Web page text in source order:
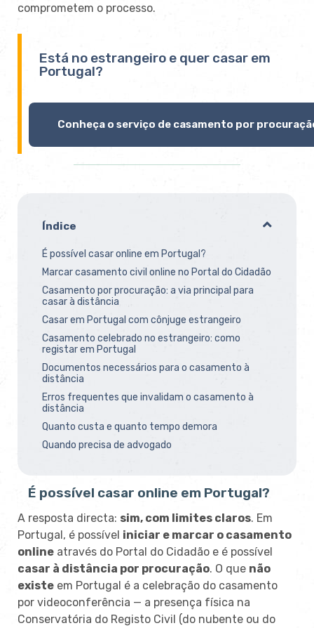
comprometem o processo.
Está no estrangeiro e quer casar em
Portugal?
Conheça o serviço de casamento por
Índice
É possível casar online em Portugal?
Marcar casamento civil online no Portal do Cidadão
Casamento por procuração: a via principal para
casar à distância
Casar em Portugal com cônjuge estrangeiro
Casamento celebrado no estrangeiro: como
registar em Portugal
Documentos necessários para o casamento à
distância
Erros frequentes que invalidam o casamento à
distância
Quanto custa e quanto tempo demora
Quando precisa de advogado
É possível casar online em Portugal?
A resposta directa: sim, com limites claros. Em
Portugal, é possível iniciar e marcar o casamento
online através do Portal do Cidadão e é possível
casar à distância por procuração. O que não
existe em Portugal é a celebração do casamento
por videoconferência — a presença física na
Conservatória do Registo Civil (do nubente ou do